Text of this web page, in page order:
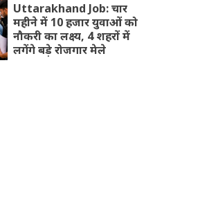
Uttarakhand Job: चार
महीने में 10 हजार युवाओं को
नौकरी का लक्ष्य, 4 शहरों में
लगेंगे बड़े रोजगार मेले